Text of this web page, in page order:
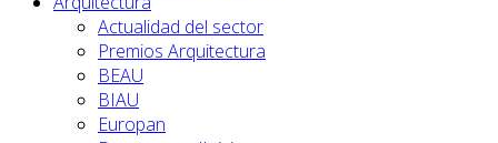
Actualidad del sector
Premios Arquitectura
BEAU
BIAU
Europan